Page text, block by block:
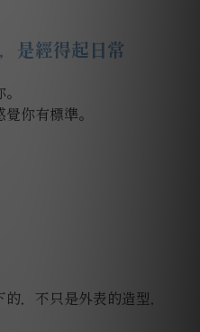
是經得起日常
你有標準。
，不只是外表的造型，